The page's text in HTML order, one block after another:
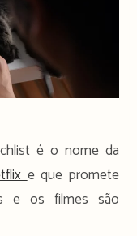
é o nome da
e que promete
e os filmes são